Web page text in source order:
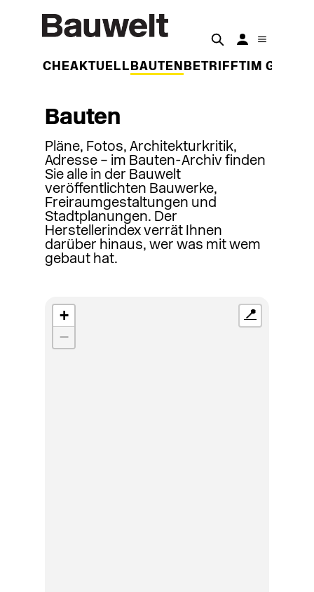
WOCHEAKTUELL BAUTEN BETRIFFT IM
Bauten
Pläne, Fotos, Architekturkritik,
Adresse – im Bauten-Archiv finden
Sie alle in der Bauwelt
veröffentlichten Bauwerke,
Freiraumgestaltungen und
Stadtplanungen. Der
Herstellerindex verrät Ihnen
darüber hinaus, wer was mit wem
gebaut hat.
+
−
📍